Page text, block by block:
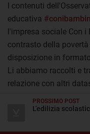
PROSSIMO POST
L’edilizia
I contenuti
educativa
l'impresa sociale Con
contrasto della
disposizione in
Li abbiamo raccolti e
relazione con altri
di creare un'unica
Possono essere